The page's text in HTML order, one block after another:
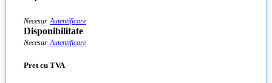
Necesar Autentificare
Disponibilitate
Necesar Autentificare
Pret cu TVA